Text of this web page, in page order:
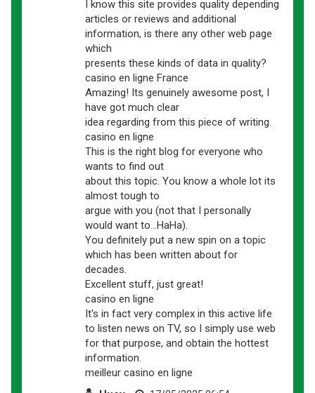
I know this site provides quality depending
articles or reviews and additional
information, is there any other web page
which
presents these kinds of data in quality?
casino en ligne France
Amazing! Its genuinely awesome post, I
have got much clear
idea regarding from this piece of writing.
casino en ligne
This is the right blog for everyone who
wants to find out
about this topic. You know a whole lot its
almost tough to
argue with you (not that I personally
would want to…HaHa).
You definitely put a new spin on a topic
which has been written about for
decades.
Excellent stuff, just great!
casino en ligne
It's in fact very complex in this active life
to listen news on TV, so I simply use web
for that purpose, and obtain the hottest
information.
meilleur casino en ligne